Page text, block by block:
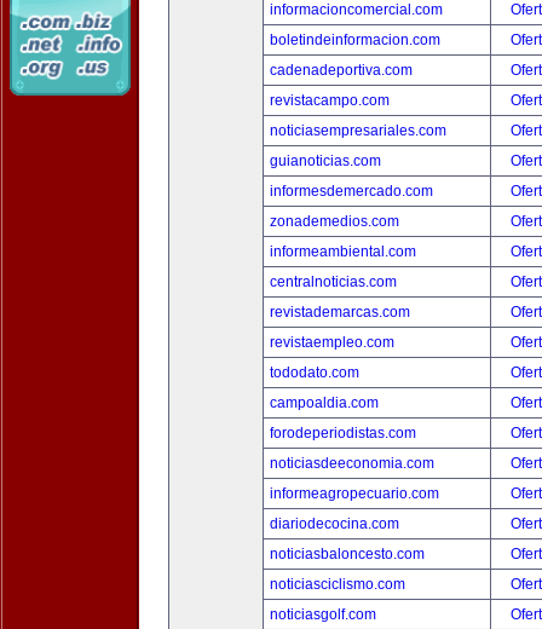
informacioncomercial.com
boletindeinformacion.com
cadenadeportiva.com
revistacampo.com
noticiasempresariales.com
guianoticias.com
informesdemercado.com
zonademedios.com
informeambiental.com
centralnoticias.com
revistademarcas.com
revistaempleo.com
tododato.com
campoaldia.com
forodeperiodistas.com
noticiasdeeconomia.com
informeagropecuario.com
diariodecocina.com
noticiasbaloncesto.com
noticiasciclismo.com
noticiasgolf.com